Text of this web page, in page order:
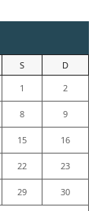
S
D
1
2
8 9
15 16
22 23
29 30